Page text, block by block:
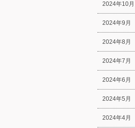
2024年10月
2024年9月
2024年8月
2024年7月
2024年6月
2024年5月
2024年4月